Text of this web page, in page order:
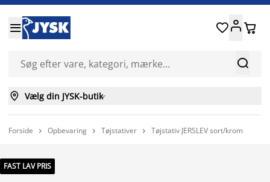


 
 Vælg din JYSK-butik
Forside  Opbevaring  Tøjstativer  Tøjstativ JERSLEV sort/krom
FAST LAV PRIS